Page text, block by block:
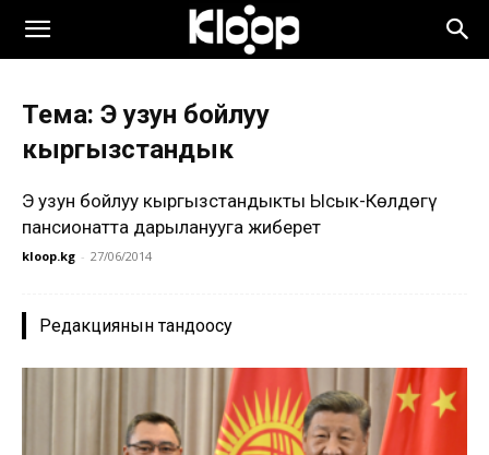
Тема: Эң узун бойлуу
кыргызстандык
Эң узун бойлуу кыргызстандыкты Ысык-Көлдөгү
пансионатта дарыланууга жиберет
kloop.kg - 27/06/2014
Редакциянын тандоосу